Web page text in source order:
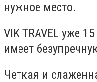
нужное место.
VIK TRAVEL уже
имеет
Четкая и